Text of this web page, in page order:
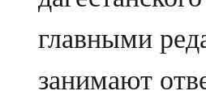
главными
занимают